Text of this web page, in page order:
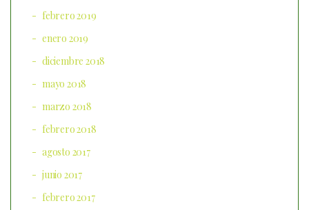
febrero 2019
enero 2019
diciembre 2018
mayo 2018
marzo 2018
febrero 2018
agosto 2017
junio 2017
febrero 2017